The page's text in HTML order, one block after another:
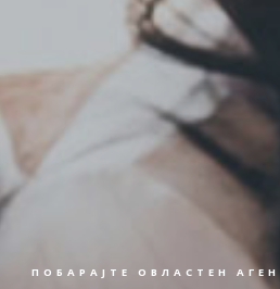
ПОБАРАЈТЕ ОВЛАСТЕН